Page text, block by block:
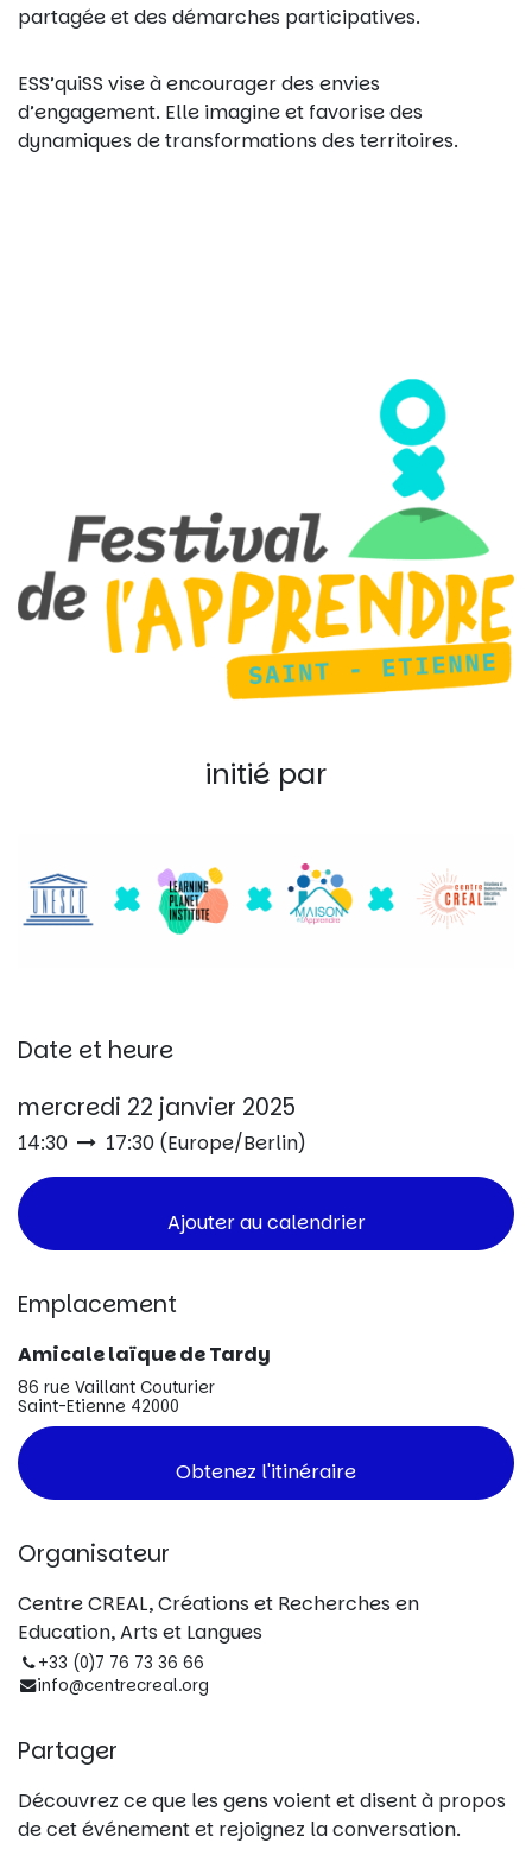
partagée et des démarches participatives.
ESS’quiSS vise à encourager des envies
d’engagement. Elle imagine et favorise des
dynamiques de transformations des territoires.
initié par
Date et heure
mercredi 22 janvier 2025
14:30 17:30 (Europe/Berlin)
Ajouter au calendrier
Emplacement
Amicale laïque de Tardy
86 rue Vaillant Couturier
Saint-Etienne 42000
Obtenez l'itinéraire
Organisateur
Centre CREAL, Créations et Recherches en
Education, Arts et Langues
+33 (0)7 76 73 36 66
info@centrecreal.org
Partager
Découvrez ce que les gens voient et disent à propos
de cet événement et rejoignez la conversation.